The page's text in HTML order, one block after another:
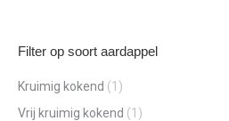
Filter op soort aardappel
Kruimig kokend (1)
Vrij kruimig kokend (1)